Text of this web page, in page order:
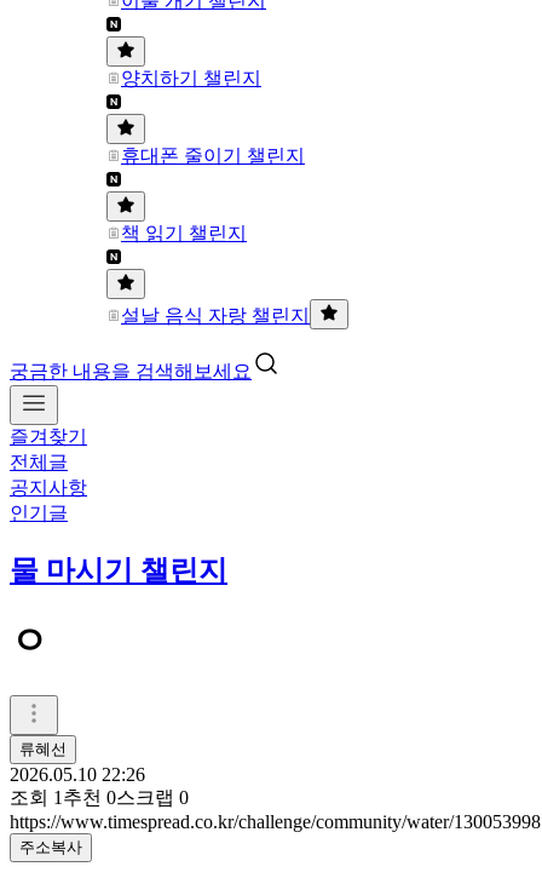
양치하기 챌린지
휴대폰 줄이기 챌린지
책 읽기 챌린지
설날 음식 자랑 챌린지
궁금한 내용을 검색해보세요
즐겨찾기
전체글
공지사항
인기글
물 마시기 챌린지
ㅇ
류혜선
2026.05.10 22:26
조회 1 추천 0스크랩 0
https://www.timespread.co.kr/challenge/community/water/130053998
주소복사